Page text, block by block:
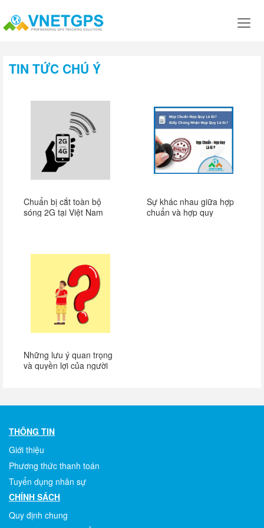
TIN TỨC CHÚ Ý
Chuẩn bị cắt toàn bộ
sóng 2G tại Việt Nam
Sự khác nhau giữa hợp
chuẩn và hợp quy
Những lưu ý quan trọng
và quyền lợi của người
THÔNG TIN
Giới thiệu
Phương thức thanh toán
Tuyển dụng nhân sự
CHÍNH SÁCH
Quy định chung